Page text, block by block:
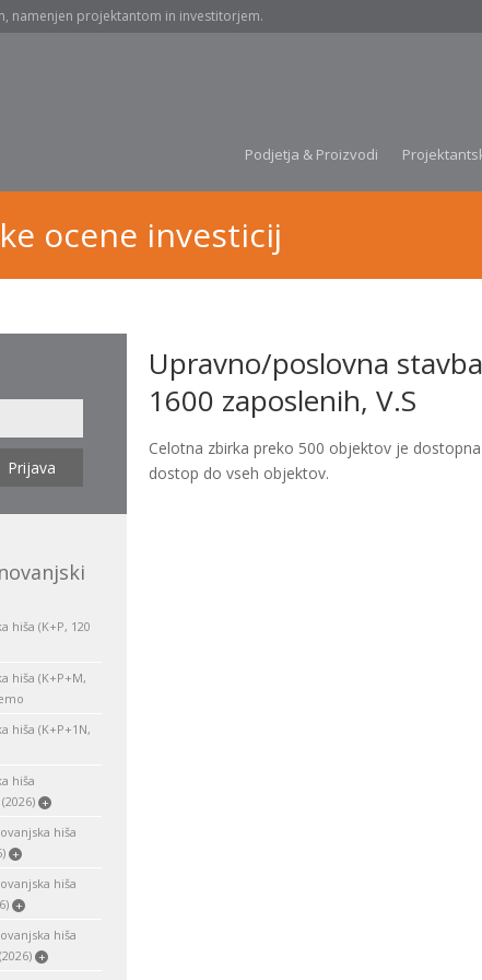
namenjen projektantom in investitorjem.
Podjetja & Proizvodi
ocene investicij
hiša (K+P, 120
hiša (K+P+M,
hiša (K+P+1N,
hiša
+
hiša
+
hiša
+
hiša
+
Upravno/poslovna
1600 zaposlenih, V.S
Celotna zbirka preko 500 objektov je
dostop do vseh objektov.